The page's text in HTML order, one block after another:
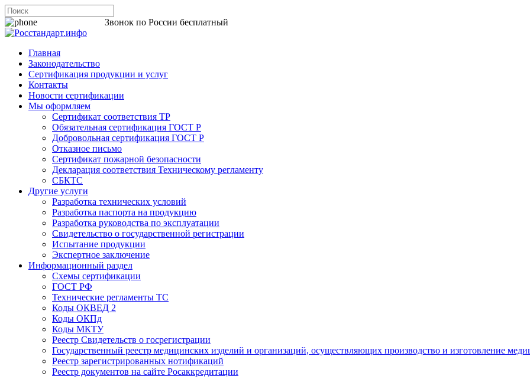
Звонок по России бесплатный
Главная
Законодательство
Сертификация продукции и услуг
Контакты
Новости сертификации
Мы оформляем
Сертификат соответствия ТР
Обязательная сертификация ГОСТ Р
Добровольная сертификация ГОСТ Р
Отказное письмо
Сертификат пожарной безопасности
Декларация соответствия Техническому регламенту
СБКТС
Другие услуги
Разработка технических условий
Разработка паспорта на продукцию
Разработка руководства по эксплуатации
Свидетельство о государственной регистрации
Испытание продукции
Экспертное заключение
Информационный раздел
Схемы сертификации
ГОСТ РФ
Технические регламенты ТС
Коды ОКВЕД 2
Коды ОКПд
Коды МКТУ
Реестр Свидетельств о госрегистрации
Государственный реестр медицинских изделий и организаций, осуществляющих производство и изготовление
Реестр зарегистрированных нотификаций
Реестр документов на сайте Росаккредитации